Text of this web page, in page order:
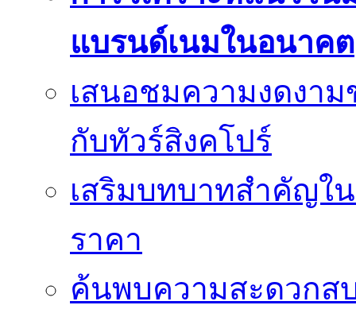
แบรนด์เนมในอนาคต
เสนอชมความงดงาม
กับทัวร์สิงคโปร์
เสริมบทบาทสำคัญใ
ราคา
ค้นพบความสะดวกส